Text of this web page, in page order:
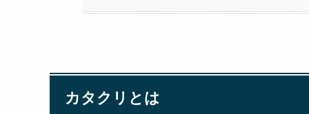
カタクリとは